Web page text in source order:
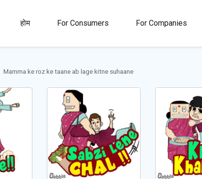
होम For Consumers For Companies
4.5
रेटिंग
1M+
स्टिकर और ग़िफ्स
Mamma ke roz ke taane ab lage kitne suhaane